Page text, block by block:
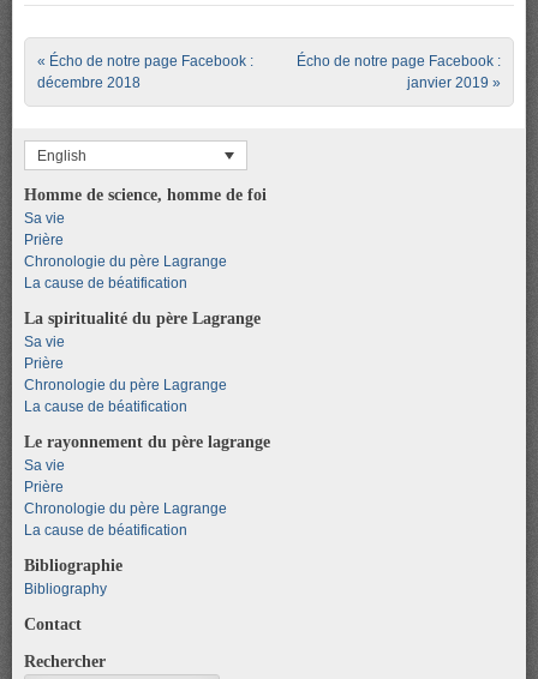
Post navigation
« Écho de notre page Facebook :
décembre 2018
Écho de notre page Facebook :
janvier 2019 »
English
Homme de science, homme de foi
Sa vie
Prière
Chronologie du père Lagrange
La cause de béatification
La spiritualité du père Lagrange
Sa vie
Prière
Chronologie du père Lagrange
La cause de béatification
Le rayonnement du père lagrange
Sa vie
Prière
Chronologie du père Lagrange
La cause de béatification
Bibliographie
Bibliography
Contact
Rechercher